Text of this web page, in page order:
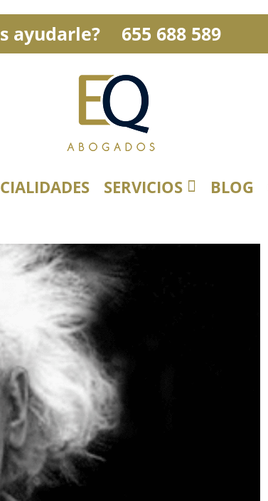
ayudarle? 655 688 589
SERVICIOS BLOG